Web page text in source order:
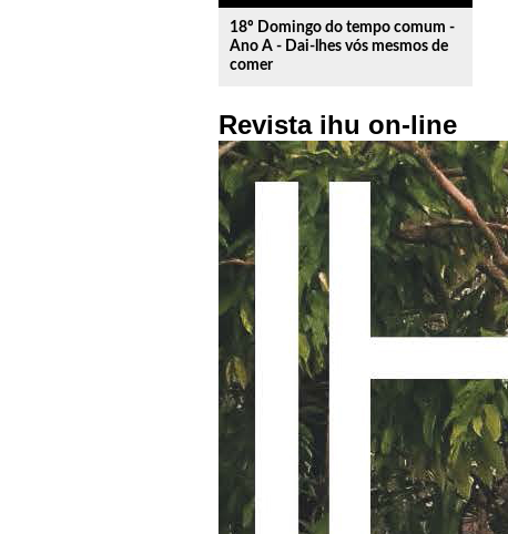
18º Domingo do tempo comum -
Ano A - Dai-lhes vós mesmos de
comer
Revista ihu on-line